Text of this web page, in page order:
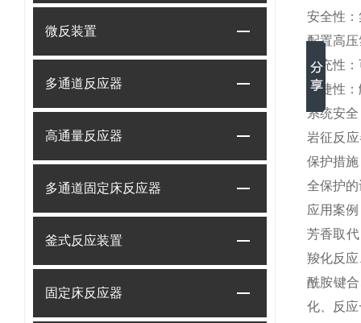
微反装置
多通道反应器
高通量反应器
多通道固定床反应器
釜式反应装置
固定床反应器
安全性
配置高
扩充性
便捷性
系统安全
岩征反
保护措
全保护
应用案例
芳香取
羧化反应
酰胺键
化
反